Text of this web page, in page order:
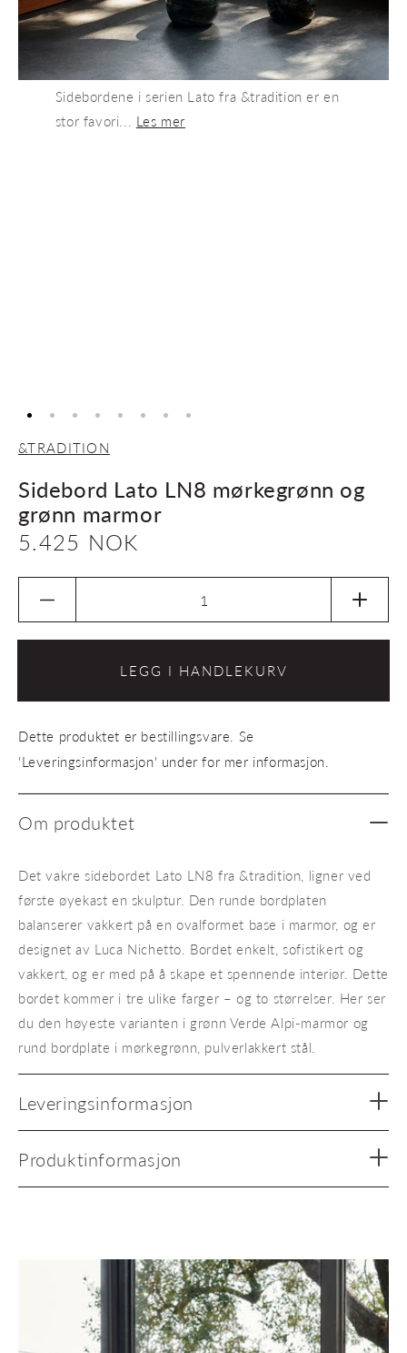
Sidebordene i serien Lato fra &tradition er en
stor favori... Les mer
&TRADITION
Sidebord Lato LN8 mørkegrønn og
grønn marmor
Vanlig
pris
5.425 NOK
Senk
antallet
for
LN8
og
grønn
Øk
for
LN8
LEGG I HANDLEKURV
Dette produktet er bestillingsvare. Se
'Leveringsinformasjon' under for mer informasjon.
Om produktet
Det vakre sidebordet Lato LN8 fra &tradition, ligner ved
første øyekast en skulptur. Den runde bordplaten
balanserer vakkert på en ovalformet base i marmor, og er
designet av Luca Nichetto. Bordet enkelt, sofistikert og
vakkert, og er med på å skape et spennende interiør. Dette
bordet kommer i tre ulike farger – og to størrelser. Her ser
du den høyeste varianten i grønn Verde Alpi-marmor og
rund bordplate i mørkegrønn, pulverlakkert stål.
Leveringsinformasjon
Produktinformasjon